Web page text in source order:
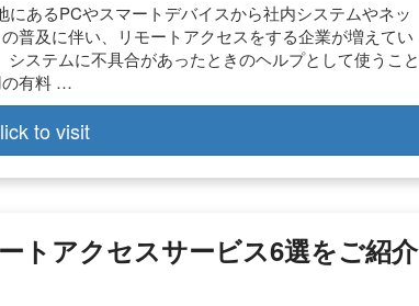
あるPCやスマートデバイスから社内システムやネッ
普及に伴い、リモートアクセスをする企業が増えてい
ステムに不具合があったときのヘルプとして使うこと
の有料 …
to visit
トアクセスサービス6選をご紹介